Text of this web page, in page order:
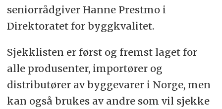
seniorrådgiver Hanne Prestmo i
Direktoratet for byggkvalitet.
Sjekklisten er først og fremst laget for
alle produsenter, importører og
distributører av byggevarer i Norge, men
kan også brukes av andre som vil sjekke